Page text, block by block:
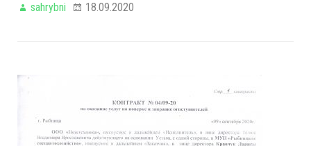
sahrybni 18.09.2020